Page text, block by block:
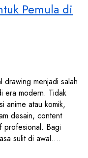
Pemula di
menjadi salah
era modern. Tidak
anime atau komik,
desain, content
profesional. Bagi
sulit di awal.…